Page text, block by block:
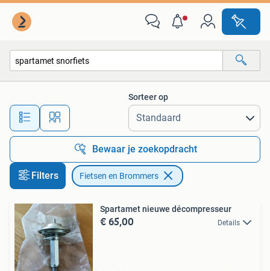
Alle afstanden…
Sorteer op
Bewaar je zoekopdracht
Filters Fietsen en Brommers
Spartamet nieuwe décompresseur
€ 65,00 Details